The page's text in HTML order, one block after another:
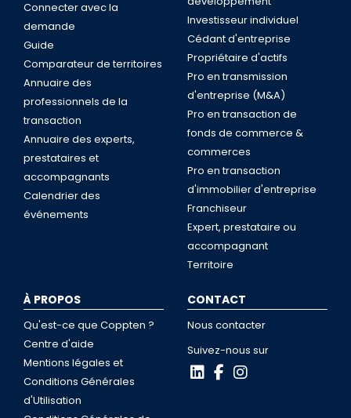
Connecter avec la
demande
Guide
Comparateur de territoires
Annuaire des
professionnels de la
transaction
Annuaire des experts,
prestataires et
accompagnants
Calendrier des
événements
Investisseur individuel
Cédant d'entreprise
Propriétaire d'actifs
Pro en transmission
d'entreprise (M&A)
Pro en transaction de
fonds de commerce &
commerces
Pro en transaction
d'immobilier d'entreprise
Franchiseur
Expert, prestataire ou
accompagnant
Territoire
À PROPOS
Qu'est-ce que Coppten ?
Centre d'aide
Mentions légales et
Conditions Générales
d'Utilisation
CONTACT
Nous contacter
Suivez-nous sur